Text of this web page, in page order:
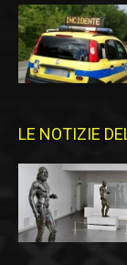
LE NOTIZIE